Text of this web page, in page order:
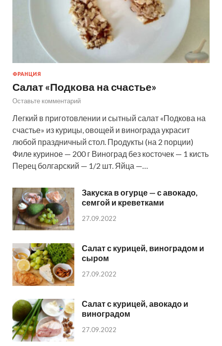
ФРАНЦИЯ
Салат «Подкова на счастье»
Оставьте комментарий
Легкий в приготовлении и сытный салат «Подкова на
счастье» из курицы, овощей и винограда украсит
любой праздничный стол. Продукты (на 2 порции)
Филе куриное — 200 г Виноград без косточек — 1 кисть
Перец болгарский — 1/2 шт. Яйца —…
Закуска в огурце — с авокадо,
семгой и креветками
27.09.2022
Салат с курицей, виноградом и
сыром
27.09.2022
Салат с курицей, авокадо и
виноградом
27.09.2022